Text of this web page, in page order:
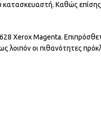
κατασκευαστή. Καθώς
Xerox Magenta.
λοιπόν οι πιθανότητες